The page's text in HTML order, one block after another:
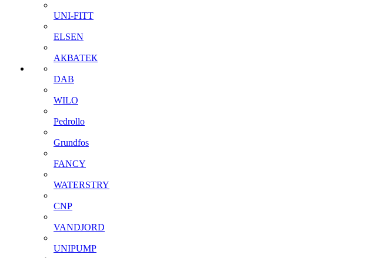
UNI-FITT
ELSEN
АКВАТЕК
DAB
WILO
Pedrollo
Grundfos
FANCY
WATERSTRY
CNP
VANDJORD
UNIPUMP